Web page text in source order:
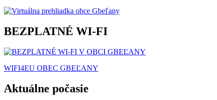
BEZPLATNÉ WI-FI
WIFI4EU OBEC GBEĽANY
Aktuálne počasie